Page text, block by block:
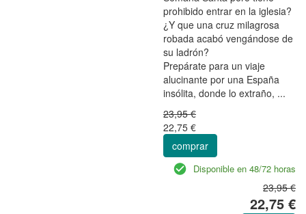
prohibido entrar en la iglesia?
¿Y que una cruz milagrosa
robada acabó vengándose de
su ladrón?
Prepárate para un viaje
alucinante por una España
insólita, donde lo extraño, ...
23,95 €
22,75 €
comprar
Disponible en 48/72 horas
23,95 €
22,75 €